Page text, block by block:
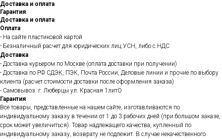
Доставка и оплата
Гарантия
Доставка и оплата
Оплата
- На сайте пластиковой картой
- Безналичный расчет для юридических лиц УСН, либо с НДС
Доставка
- Доставка курьером по Москве (оплата доставки при получении)
- Доставка по РФ СДЭК, ПЭК, Почта России, Деловые линии и прочие по выбору
клиента (расчет стоимости доставки после оформления заказа)
- Самовывоз: г. Люберцы ул. Красная 1литО
Гарантия
Все товары, представленные на нашем сайте, изготавливаются по
индивидуальному заказу в течении от 1 до 3 рабочих дней (при большом заказе,
срок может увеличиться). Товар надлежащего качества, купленный по
индивидуальному заказу, возврату не подлежит. В случае некачественного